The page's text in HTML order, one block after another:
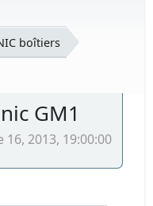
boîtiers
GM1
2013, 19:00:00